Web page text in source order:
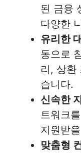
된 금융
다양한
유리한
동으로
리, 상환
습니다.
신속한
트워크
지원받
맞춤형